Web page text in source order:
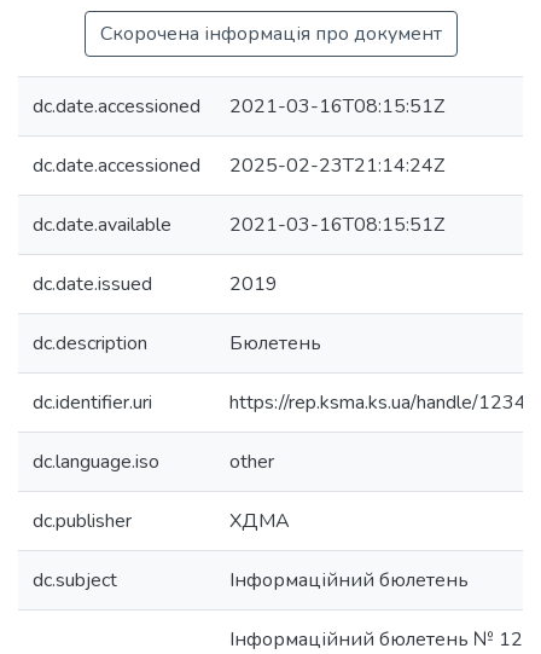
Скорочена інформація про документ
dc.date.accessioned 2021-03-16T08:15:51Z
dc.date.accessioned 2025-02-23T21:14:24Z
dc.date.available 2021-03-16T08:15:51Z
dc.date.issued 2019
dc.description Бюлетень
dc.identifier.uri https://rep.ksma.ks.ua/handle/
dc.language.iso other
dc.publisher ХДМА
dc.subject Інформаційний бюлетень
Інформаційний бюлетень №